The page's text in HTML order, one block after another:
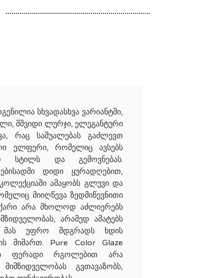
სხვადასხვა ვარიანტში,
მშვიდი ლურჯი, ელეგანტური
რაც საშუალებას გაძლევთ
ელფერი, რომელიც ავსებს
სტილს და გემოვნებას.
დიდი ყურადღებით,
ამაყობს გლუვი და
მიიღწევა ზედმიწევნითი
არა მხოლოდ აძლიერებს
არამედ ამატებს
მას უფრო მდგრადს ხდის
მიმართ. Pure Color Glaze
ფერადი რგოლებით არა
გვთავაზობს,